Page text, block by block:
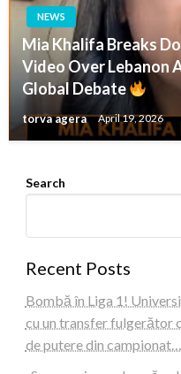
NEWS
Mia Khalifa Breaks
Video Over Lebanon
Global Debate
torva agera April 19, 2026
Search
Recent Posts
Bombă în Liga 1!
cu un transfer fulgerător
de putere din